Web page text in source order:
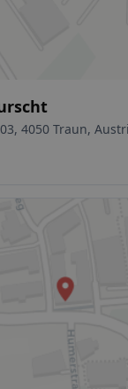
4050 Traun,